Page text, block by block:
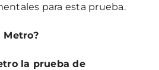
para esta prueba.
Metro?
la prueba de